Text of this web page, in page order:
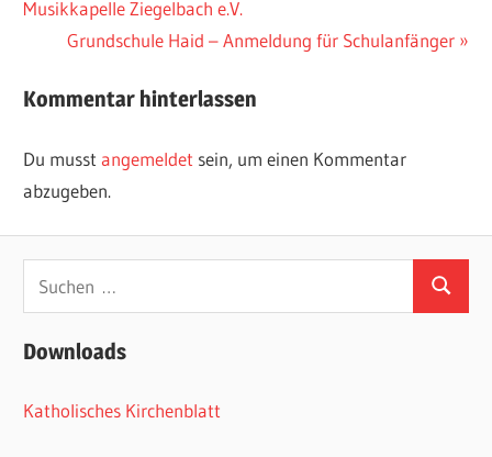
Beitrag:
Musikkapelle Ziegelbach e.V.
Nächster
Grundschule Haid – Anmeldung für Schulanfänger
Kommentar hinterlassen
Du musstangemeldet sein, um einen Kommentar
abzugeben.
Suchen
Downloads
Katholisches Kirchenblatt